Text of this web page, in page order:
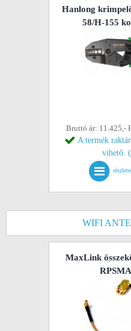
Hanlong
58/H-155
Bruttó ár: 11.425,-
A termék
vihető.
WIFI
MaxLink